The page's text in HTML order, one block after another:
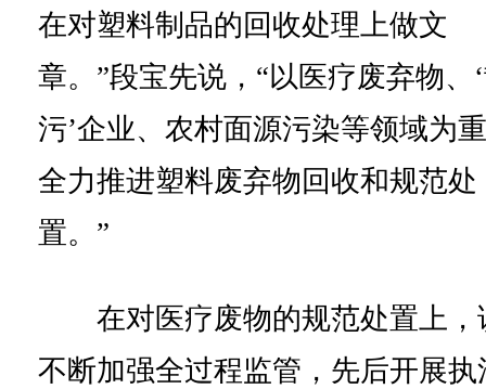
在对塑料制品的回收处理上做文
章。”段宝先说，“以医疗废弃物、
污’企业、农村面源污染等领域为
全力推进塑料废弃物回收和规范处
置。”
在对医疗废物的规范处置上，
不断加强全过程监管，先后开展执